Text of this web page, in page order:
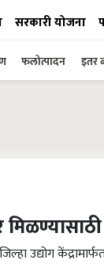
सरकारी योजना
फलोत्पादन इतर
उद्योग